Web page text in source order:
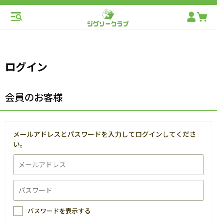
ログイン
会員のお客様
メールアドレスとパスワードを入力してログインしてくださ
い。
パスワードを表示する